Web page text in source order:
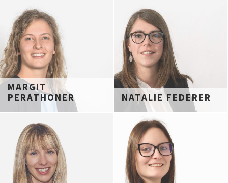
MARGIT
PERATHONER
NATALIE FEDERER